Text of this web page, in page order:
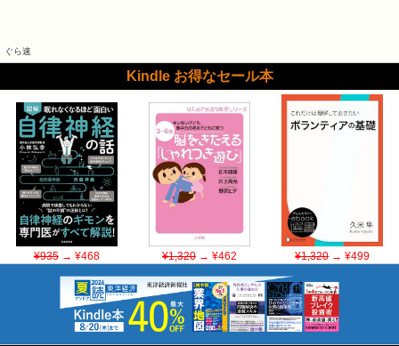
ぐら速
Kindle お得なセール本
¥935→ ¥468 ¥1,320→ ¥462 ¥1,320→ ¥499